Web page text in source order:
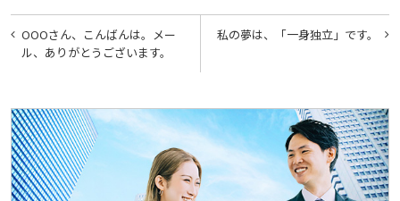
投
稿
ビ
ゲ
ー
シ
私の夢は、「一身独立」です。
OOOさん、こんばんは。メー
ル、ありがとうございます。